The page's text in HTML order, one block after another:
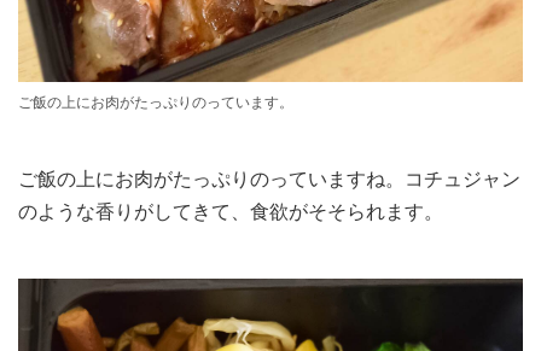
ご飯の上にお肉がたっぷりのっています。
ご飯の上にお肉がたっぷりのっていますね。コチュジャン
のような香りがしてきて、食欲がそそられます。